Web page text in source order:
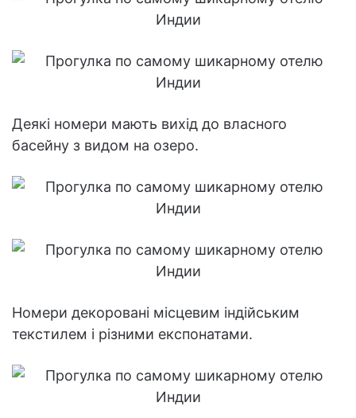
Деякі номери мають вихід до власного
басейну з видом на озеро.
Номери декоровані місцевим індійським
текстилем і різними експонатами.